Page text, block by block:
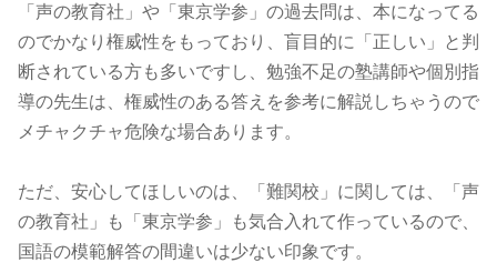
「声の教育社」や「東京学参」の過去問は、本になってる
のでかなり権威性をもっており、盲目的に「正しい」と判
断されている方も多いですし、勉強不足の塾講師や個別指
導の先生は、権威性のある答えを参考に解説しちゃうので
メチャクチャ危険な場合あります。
ただ、安心してほしいのは、「難関校」に関しては、「声
の教育社」も「東京学参」も気合入れて作っているので、
国語の模範解答の間違いは少ない印象です。